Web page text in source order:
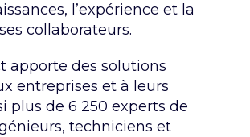
l’expérience et la
collaborateurs.
apporte des solutions
entreprises et à leurs
plus de 6 250 experts de
techniciens et